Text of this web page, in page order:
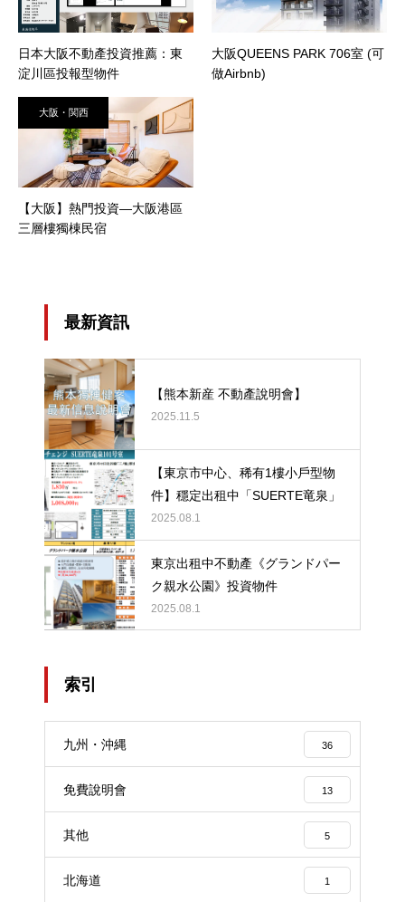
日本大阪不動產投資推薦：東
淀川區投報型物件
大阪QUEENS PARK 706室 (可
做Airbnb)
大阪・関西
【大阪】熱門投資—大阪港區
三層樓獨棟民宿
最新資訊
【熊本新産 不動產說明會】
2025.11.5
【東京市中心、稀有1樓小戶型物
件】穩定出租中「SUERTE竜泉」
2025.08.1
東京出租中不動產《グランドパー
ク親水公園》投資物件
2025.08.1
索引
九州・沖縄 36
免費說明會 13
其他 5
北海道 1